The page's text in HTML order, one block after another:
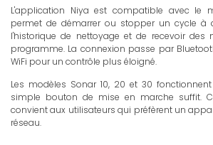
L'application Niya est compatible avec le
permet de démarrer ou stopper un cycle à
l'historique de nettoyage et de recevoir des
programme. La connexion passe par
WiFi pour un contrôle plus éloigné.
Les modèles Sonar 10, 20 et 30
simple bouton de mise en marche suffit.
convient aux utilisateurs qui préfèrent un
réseau.